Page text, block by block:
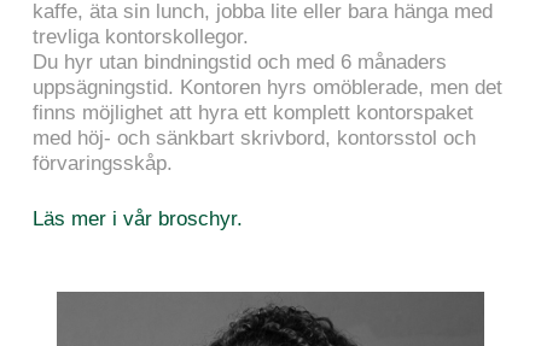
kaffe, äta sin lunch, jobba lite eller bara hänga med
trevliga kontorskollegor.
Du hyr utan bindningstid och med 6 månaders
uppsägningstid. Kontoren hyrs omöblerade, men det
finns möjlighet att hyra ett komplett kontorspaket
med höj- och sänkbart skrivbord, kontorsstol och
förvaringsskåp.
Läs mer i vår broschyr.